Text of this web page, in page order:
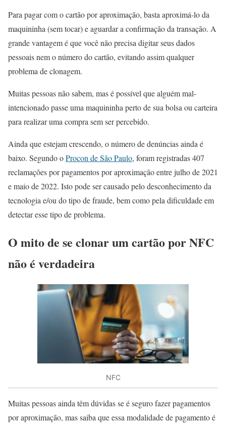
Para pagar com o cartão por aproximação, basta aproximá-lo da
maquininha (sem tocar) e aguardar a confirmação da transação. A
grande vantagem é que você não precisa digitar seus dados
pessoais nem o número do cartão, evitando assim qualquer
problema de clonagem.
Muitas pessoas não sabem, mas é possível que alguém mal-
intencionado passe uma maquininha perto de sua bolsa ou carteira
para realizar uma compra sem ser percebido.
Ainda que estejam crescendo, o número de denúncias ainda é
baixo. Segundo oProcon de São Paulo, foram registradas 407
reclamações por pagamentos por aproximação entre julho de 2021
e maio de 2022. Isto pode ser causado pelo desconhecimento da
tecnologia e/ou do tipo de fraude, bem como pela dificuldade em
detectar esse tipo de problema.
O mito de se clonar um cartão por NFC
não é verdadeira
NFC
Muitas pessoas ainda têm dúvidas se é seguro fazer pagamentos
por aproximação, mas saiba que essa modalidade de pagamento é